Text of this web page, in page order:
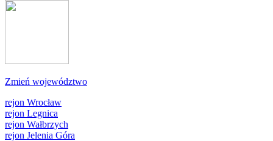
Zmień województwo
rejon Wrocław
rejon Legnica
rejon Wałbrzych
rejon Jelenia Góra